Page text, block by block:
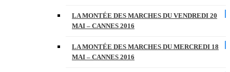
LA MONTÉE DES MARCHES DU VENDREDI 20
MAI – CANNES 2016
LA MONTÉE DES MARCHES DU MERCREDI 18
MAI – CANNES 2016